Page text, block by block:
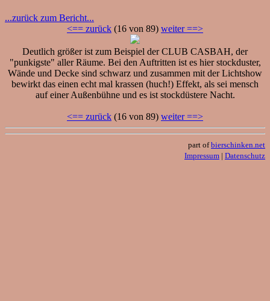
...zurück zum Bericht...
<== zurück (16 von 89) weiter ==>
Deutlich größer ist zum Beispiel der CLUB CASBAH, der
"punkigste" aller Räume. Bei den Auftritten ist es hier stockduster,
Wände und Decke sind schwarz und zusammen mit der Lichtshow
bewirkt das einen echt mal krassen (huch!) Effekt, als sei mensch
auf einer Außenbühne und es ist stockdüstere Nacht.
<== zurück (16 von 89) weiter ==>
part ofbierschinken.net
Impressum | Datenschutz